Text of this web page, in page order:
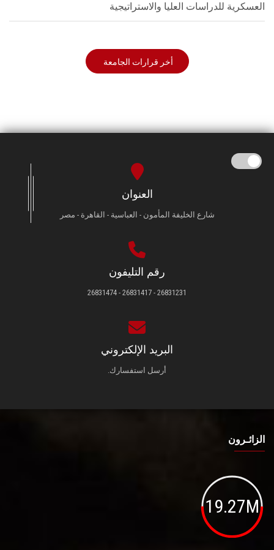
العسكرية للدراسات العليا والاستراتيجية
أخر قرارات الجامعة
العنوان
شارع الخليفة المأمون - العباسية - القاهرة - مصر
رقم التليفون
26831231 - 26831417 - 26831474
البريد الإلكتروني
أرسل استفسارك.
الزائـرون
19.27M